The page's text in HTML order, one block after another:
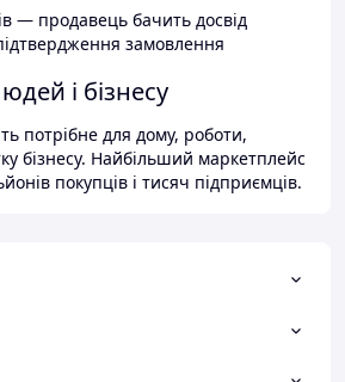
— продавець бачить досвід
замовлення
і бізнесу
потрібне для дому, роботи,
бізнесу. Найбільший маркетплейс
покупців і тисяч підприємців.